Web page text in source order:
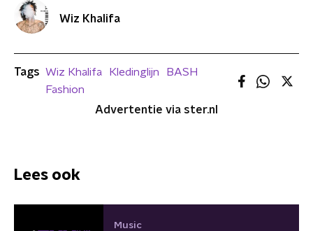
Wiz Khalifa
Tags Wiz Khalifa Kledinglijn
BASH
Fashion
Advertentie via ster.nl
Lees ook
Music